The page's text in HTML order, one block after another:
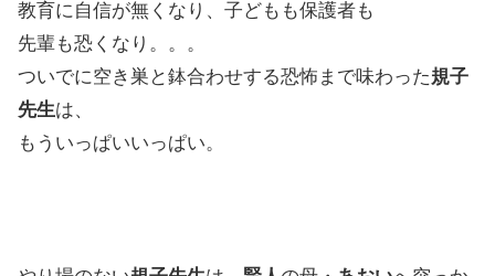
教育に自信が無くなり、子どもも保護者も
先輩も恐くなり。。。
ついでに空き巣と鉢合わせする恐怖まで味わった規子
先生は、
もういっぱいいっぱい。